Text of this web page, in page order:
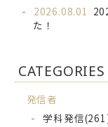
2026.08.01
た！
CATEGORIES
発信者
学科発信